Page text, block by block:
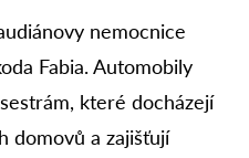
nemocnice
Fabia. Automobily
které docházejí
domovů a zajišťují